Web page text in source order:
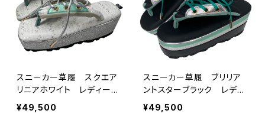
スニーカー草履 スクエア
リニアホワイト レディー
ス 3サイズ キモノグラー
ス×Ryujin コラボオリジナ
¥49,500
スニーカー草履 ブリリア
ントスターブラック レディ
ース 3サイズ キモノグラ
ース×Ryujin コラボオリ
¥49,500